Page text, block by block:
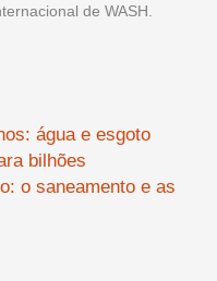
de WASH.
água e esgoto
bilhões
o saneamento e as